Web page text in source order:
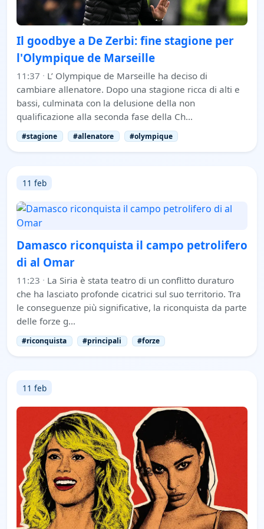
Il goodbye a De Zerbi: fine stagione per
l'Olympique de Marseille
11:37 · L’ Olympique de Marseille ha deciso di
cambiare allenatore. Dopo una stagione ricca di alti e
bassi, culminata con la delusione della non
qualificazione alla seconda fase della Ch…
#stagione #allenatore #olympique
11 feb
Damasco riconquista il campo petrolifero
di al Omar
11:23 · La Siria è stata teatro di un conflitto duraturo
che ha lasciato profonde cicatrici sul suo territorio. Tra
le conseguenze più significative, la riconquista da parte
delle forze g…
#riconquista #principali #forze
11 feb